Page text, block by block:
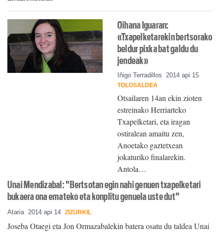
Oihana Iguaran:
«Txapelketarekin bertsorako
beldur pixka bat galdu du
jendeak»
Iñigo Terradillos 2014 api 15
TOLOSALDEA
Otsailaren 14an ekin zioten
estreinako Herriarteko
Txapelketari, eta iragan
ostiralean amaitu zen,
Anoetako gaztetxean
jokaturiko finalarekin.
Antola…
Unai Mendizabal: "Bertsotan egin nahi genuen txapelketari
bukaera ona emateko eta konplitu genuela uste dut"
Ataria 2014 api 14 ZIZURKIL
Joseba Otaegi eta Jon Ormazabalekin batera osatu du taldea Unai